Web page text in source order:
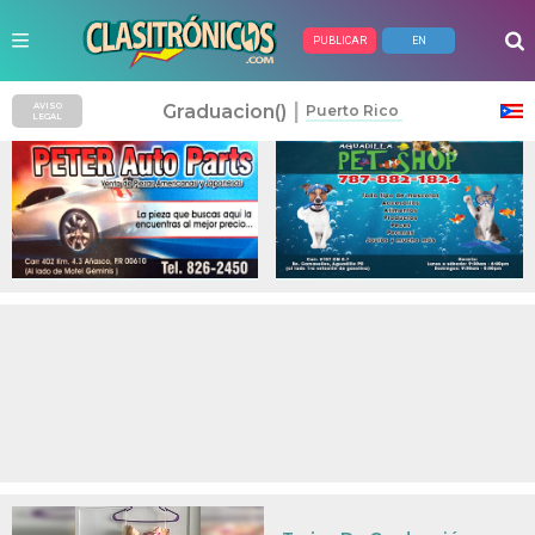
PUBLICAR EN
Anuncios Pagados
AVISO
LEGAL
Graduacion() Puerto Rico